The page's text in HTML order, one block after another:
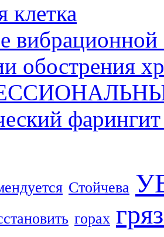
клетка
вибрационной
обострения
фарингит
Стойчева
горах